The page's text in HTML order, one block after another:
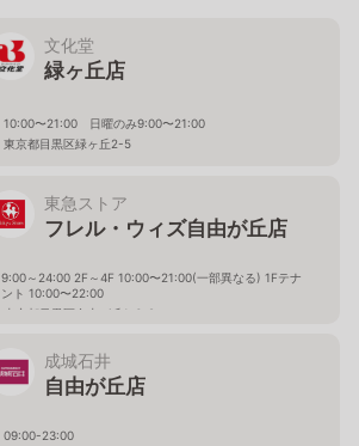
文化堂
緑ヶ丘店
10:00〜21:00 日曜のみ9:00〜21:00
東京都目黒区緑ヶ丘2-5
東急ストア
フレル・ウィズ自由が丘店
9:00～24:00 2F～4F 10:00〜21:00(⼀部異なる) 1Fテナ
ント 10:00〜22:00
東京都目黒区自由が丘1-6-9
成城石井
自由が丘店
09:00-23:00